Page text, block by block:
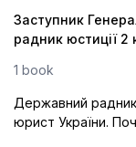
Заступник
радник юстиції
1 book
Державний радник
юрист України.